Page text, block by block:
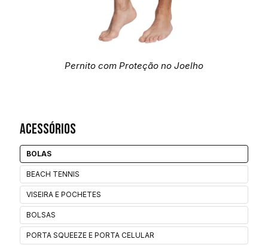
Acessórios
BOLAS
BEACH TENNIS
VISEIRA E POCHETES
BOLSAS
PORTA SQUEEZE E PORTA CELULAR
Pernito com Proteção no Joelho